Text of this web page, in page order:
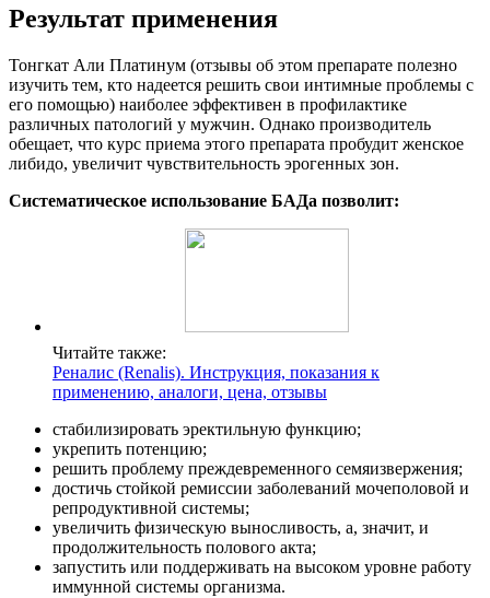
Результат применения
Тонгкат Али Платинум (отзывы об этом препарате полезно
изучить тем, кто надеется решить свои интимные проблемы с
его помощью) наиболее эффективен в профилактике
различных патологий у мужчин. Однако производитель
обещает, что курс приема этого препарата пробудит женское
либидо, увеличит чувствительность эрогенных зон.
Систематическое использование БАДа позволит:
Читайте также:
Реналис (Renalis). Инструкция, показания к
применению, аналоги, цена, отзывы
стабилизировать эректильную функцию;
укрепить потенцию;
решить проблему преждевременного семяизвержения;
достичь стойкой ремиссии заболеваний мочеполовой и
репродуктивной системы;
увеличить физическую выносливость, а, значит, и
продолжительность полового акта;
запустить или поддерживать на высоком уровне работу
иммунной системы организма.